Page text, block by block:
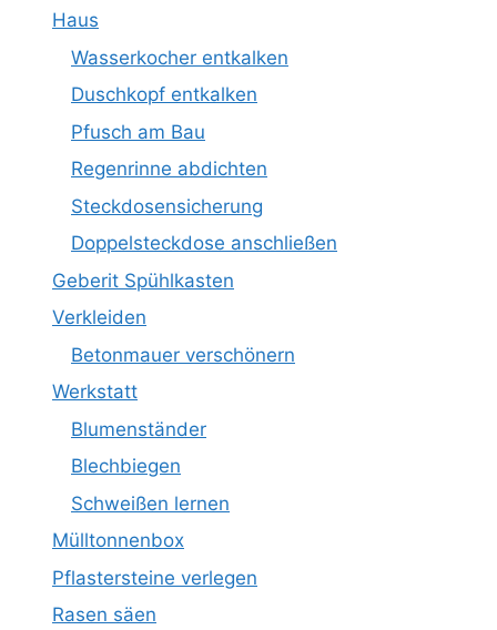
Haus
Wasserkocher entkalken
Duschkopf entkalken
Pfusch am Bau
Regenrinne abdichten
Steckdosensicherung
Doppelsteckdose anschließen
Geberit Spühlkasten
Verkleiden
Betonmauer verschönern
Werkstatt
Blumenständer
Blechbiegen
Schweißen lernen
Mülltonnenbox
Pflastersteine verlegen
Rasen säen